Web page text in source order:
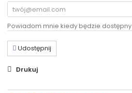
Powiadom mnie kiedy będzie dostępny
Udostępnij
Drukuj